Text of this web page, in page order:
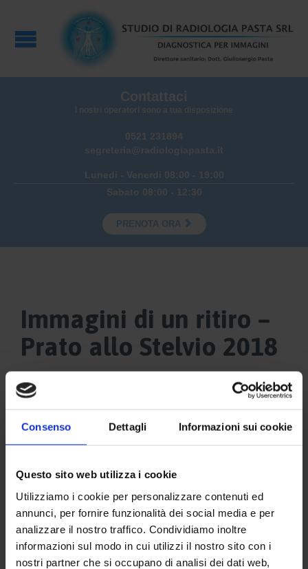
Consenso Dettagli Informazioni sui cookie
Questo sito web utilizza i cookie
Utilizziamo i cookie per personalizzare contenuti ed
annunci, per fornire funzionalità dei social media e per
analizzare il nostro traffico. Condividiamo inoltre
informazioni sul modo in cui utilizzi il nostro sito con i
nostri partner che si occupano di analisi dei dati web,
Contattaci
I nostri operatori sono a tua disposizione
0521 231894
segreteria@radiologiapasta.it
Lunedi - Venerdi 08:00 - 19:00
Sabato 08:00 - 12:30
PRENOTA ORA 
Immagini di un ritiro –
Prato allo Stelvio 2018